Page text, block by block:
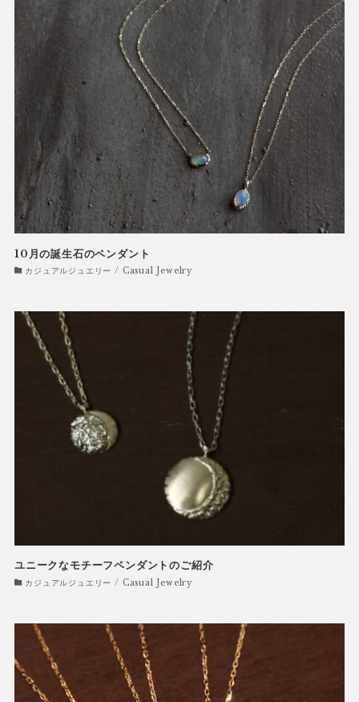
10月の誕生石のペンダント
カジュアルジュエリー / Casual Jewelry
ユニークなモチーフペンダントのご紹介
カジュアルジュエリー / Casual Jewelry